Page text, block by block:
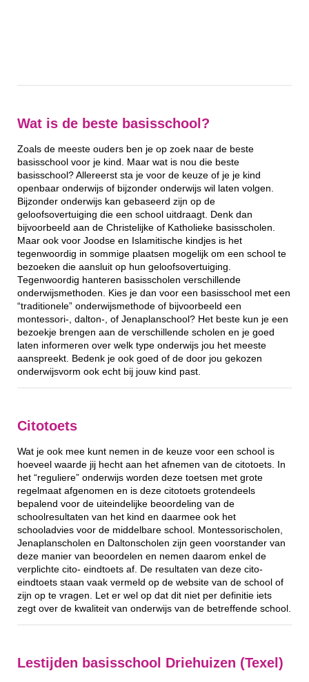
Wat is de beste basisschool?
Zoals de meeste ouders ben je op zoek naar de beste
basisschool voor je kind. Maar wat is nou die beste
basisschool? Allereerst sta je voor de keuze of je je kind
openbaar onderwijs of bijzonder onderwijs wil laten volgen.
Bijzonder onderwijs kan gebaseerd zijn op de
geloofsovertuiging die een school uitdraagt. Denk dan
bijvoorbeeld aan de Christelijke of Katholieke basisscholen.
Maar ook voor Joodse en Islamitische kindjes is het
tegenwoordig in sommige plaatsen mogelijk om een school te
bezoeken die aansluit op hun geloofsovertuiging.
Tegenwoordig hanteren basisscholen verschillende
onderwijsmethoden. Kies je dan voor een basisschool met een
“traditionele” onderwijsmethode of bijvoorbeeld een
montessori-, dalton-, of Jenaplanschool? Het beste kun je een
bezoekje brengen aan de verschillende scholen en je goed
laten informeren over welk type onderwijs jou het meeste
aanspreekt. Bedenk je ook goed of de door jou gekozen
onderwijsvorm ook echt bij jouw kind past.
Citotoets
Wat je ook mee kunt nemen in de keuze voor een school is
hoeveel waarde jij hecht aan het afnemen van de citotoets. In
het “reguliere” onderwijs worden deze toetsen met grote
regelmaat afgenomen en is deze citotoets grotendeels
bepalend voor de uiteindelijke beoordeling van de
schoolresultaten van het kind en daarmee ook het
schooladvies voor de middelbare school. Montessorischolen,
Jenaplanscholen en Daltonscholen zijn geen voorstander van
deze manier van beoordelen en nemen daarom enkel de
verplichte cito- eindtoets af. De resultaten van deze cito-
eindtoets staan vaak vermeld op de website van de school of
zijn op te vragen. Let er wel op dat dit niet per definitie iets
zegt over de kwaliteit van onderwijs van de betreffende school.
Lestijden basisschool Driehuizen (Texel)